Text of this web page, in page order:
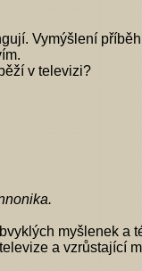
Vymýšlení
v televizi?
myšlenek a
a vzrůstající